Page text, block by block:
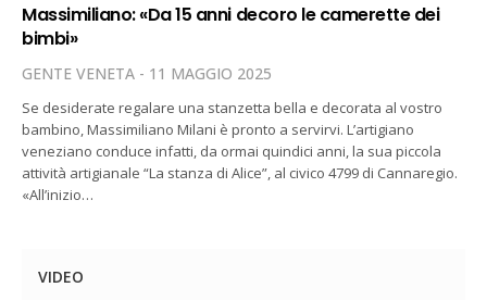
Massimiliano: «Da 15 anni decoro le camerette dei
bimbi»
GENTE VENETA 11 MAGGIO 2025
Se desiderate regalare una stanzetta bella e decorata al vostro
bambino, Massimiliano Milani è pronto a servirvi. L’artigiano
veneziano conduce infatti, da ormai quindici anni, la sua piccola
attività artigianale “La stanza di Alice”, al civico 4799 di Cannaregio.
«All’inizio…
VIDEO